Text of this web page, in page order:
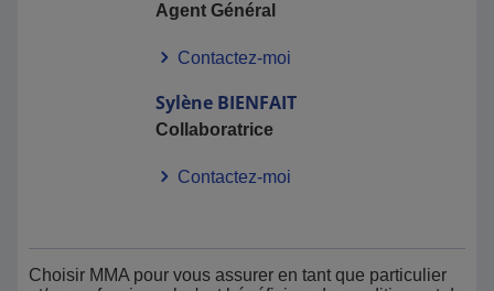
Agent Général
Contactez-moi
Sylène BIENFAIT
Collaboratrice
Contactez-moi
Choisir MMA pour vous assurer en tant que particulier